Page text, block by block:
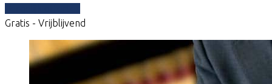
Gratis - Vrijblijvend